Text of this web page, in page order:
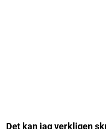
Det kan jag verkligen